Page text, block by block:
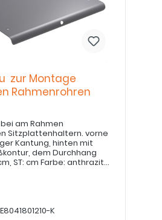
zur Montage
Rahmenrohren
am Rahmen
Sitzplattenhaltern. vorne
Kantung, hinten mit
dem Durchhang
E8041801210-K